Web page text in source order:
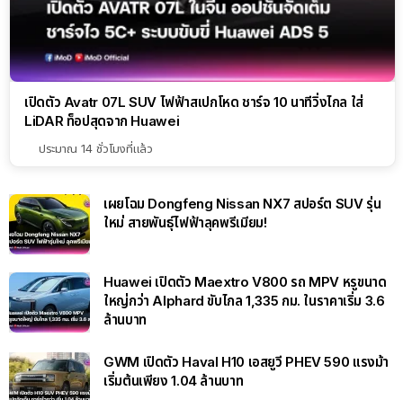
เปิดตัว Avatr 07L SUV ไฟฟ้าสเปกโหด ชาร์จ 10 นาทีวิ่งไกล ใส่
LiDAR ท็อปสุดจาก Huawei
ประมาณ 14 ชั่วโมงที่แล้ว
เผยโฉม Dongfeng Nissan NX7 สปอร์ต SUV รุ่น
ใหม่ สายพันธุ์ไฟฟ้าลุคพรีเมียม!
Huawei เปิดตัว Maextro V800 รถ MPV หรูขนาด
ใหญ่กว่า Alphard ขับไกล 1,335 กม. ในราคาเริ่ม 3.6
ล้านบาท
GWM เปิดตัว Haval H10 เอสยูวี PHEV 590 แรงม้า
เริ่มต้นเพียง 1.04 ล้านบาท